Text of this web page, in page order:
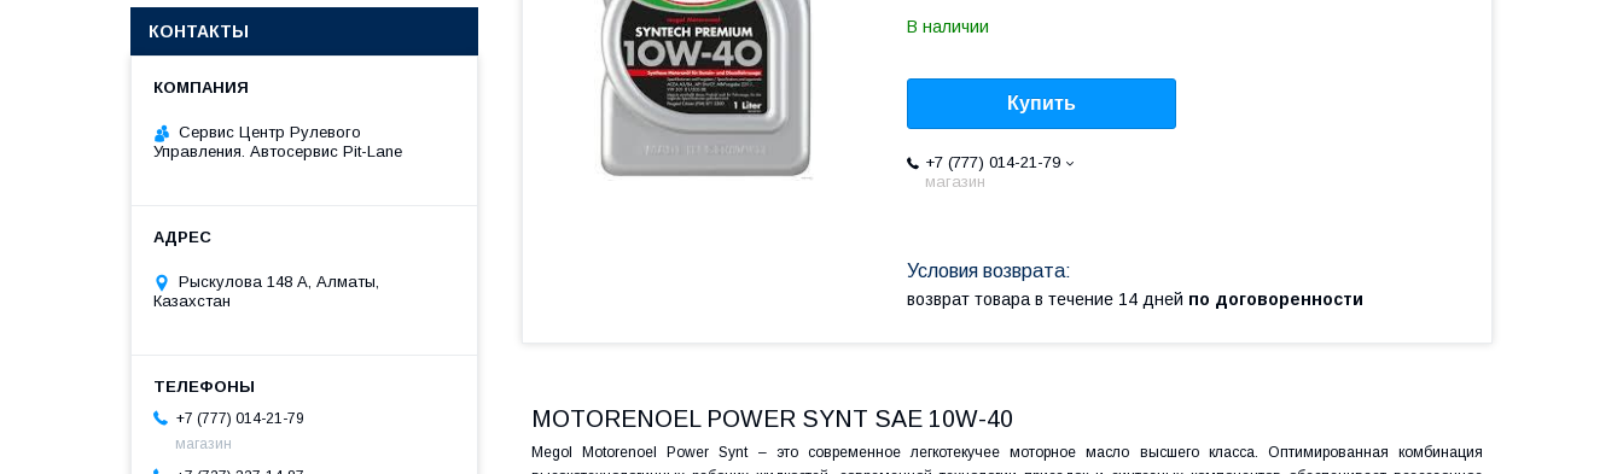
В наличии
Купить
+7 (777) 014-21-79
магазин
возврат товара в течение 14 дней по договоренности
MOTORENOEL POWER SYNT SAE 10W-40
Megol Motorenoel Power Synt – это современное легкотекучее моторное масло высшего класса. Оптимированная комбинация
КОНТАКТЫ
Сервис Центр Рулевого
Управления. Автосервис Pit-Lane
Рыскулова 148 A, Алматы,
Казахстан
+7 (777) 014-21-79
магазин